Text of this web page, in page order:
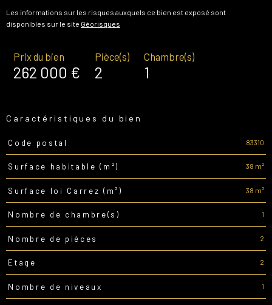
Les informations sur les risques auxquels ce bien est exposé sont
disponibles sur le site Géorisques
Prix du bien
262 000 €
Pièce(s)
2
Chambre(s)
1
Caractéristiques du bien
Caractéristiques
Code postal 83310
Surface habitable (m²) 38 m²
Surface loi Carrez (m²) 38 m²
Nombre de chambre(s) 1
Nombre de pièces 2
Etage 2
Nombre de niveaux 1